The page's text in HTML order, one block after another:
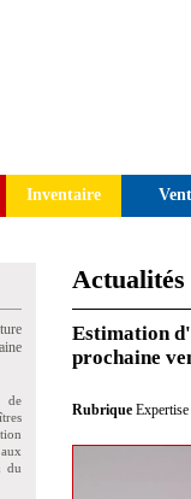
Inventaire
de
du
Actualités
Estimation
prochaine
Rubrique